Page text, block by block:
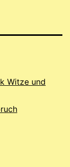
Witze und